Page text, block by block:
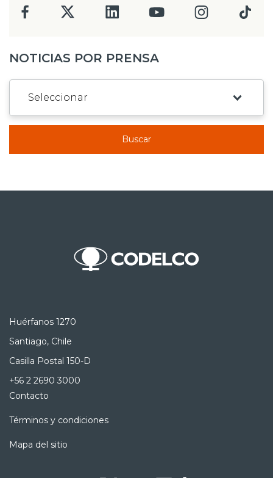
NOTICIAS POR PRENSA
Buscar
Huérfanos 1270
Santiago, Chile
Casilla Postal 150-D
+56 2 2690 3000
Contacto
Términos y condiciones
Mapa del sitio